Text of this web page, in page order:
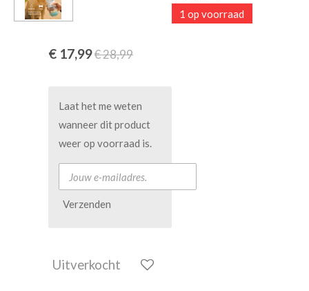
1 op voorraad
€ 17,99€ 28,99
Laat het me weten
wanneer dit product
weer op voorraad is.
Verzenden
Uitverkocht